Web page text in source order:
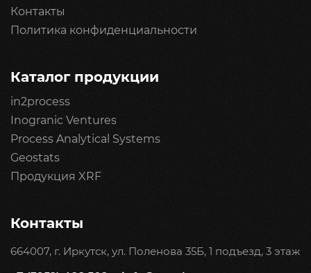
Контакты
Политика конфиденциальности
Каталог продукции
in2process
Inogranic Ventures
Process Analytical Systems
Geostats
Продукция XRF
Контакты
664007, г. Иркутск, ул. Поленова 35Б, 1 подъезд, 3 этаж